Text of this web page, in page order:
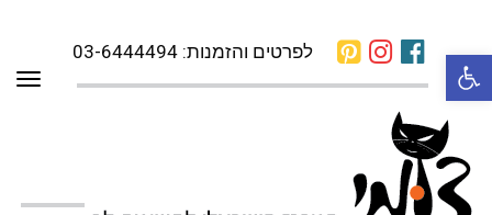
פתח סרגל נגישות לפרטים והזמנות: 03-6444494